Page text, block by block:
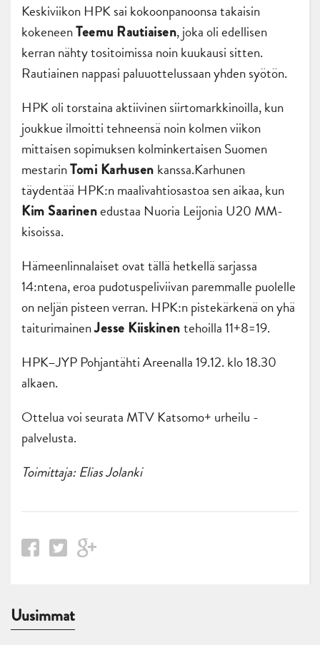
Keskiviikon HPK sai kokoonpanoonsa takaisin
kokeneenTeemu Rautiaisen, joka oli edellisen
kerran nähty tositoimissa noin kuukausi sitten.
Rautiainen nappasi paluuottelussaan yhden syötön.
HPK oli torstaina aktiivinen siirtomarkkinoilla, kun
joukkue ilmoitti tehneensä noin kolmen viikon
mittaisen sopimuksen kolminkertaisen Suomen
mestarinTomi Karhusen kanssa.Karhunen
täydentää HPK:n maalivahtiosastoa sen aikaa, kun
Kim Saarinenedustaa Nuoria Leijonia U20 MM-
kisoissa.
Hämeenlinnalaiset ovat tällä hetkellä sarjassa
14:ntena, eroa pudotuspeliviivan paremmalle puolelle
on neljän pisteen verran. HPK:n pistekärkenä on yhä
taiturimainenJesse Kiiskinentehoilla 11+8=19.
HPK–JYP Pohjantähti Areenalla 19.12. klo 18.30
alkaen.
Ottelua voi seurata MTV Katsomo+ urheilu -
palvelusta.
Toimittaja: Elias Jolanki
Uusimmat